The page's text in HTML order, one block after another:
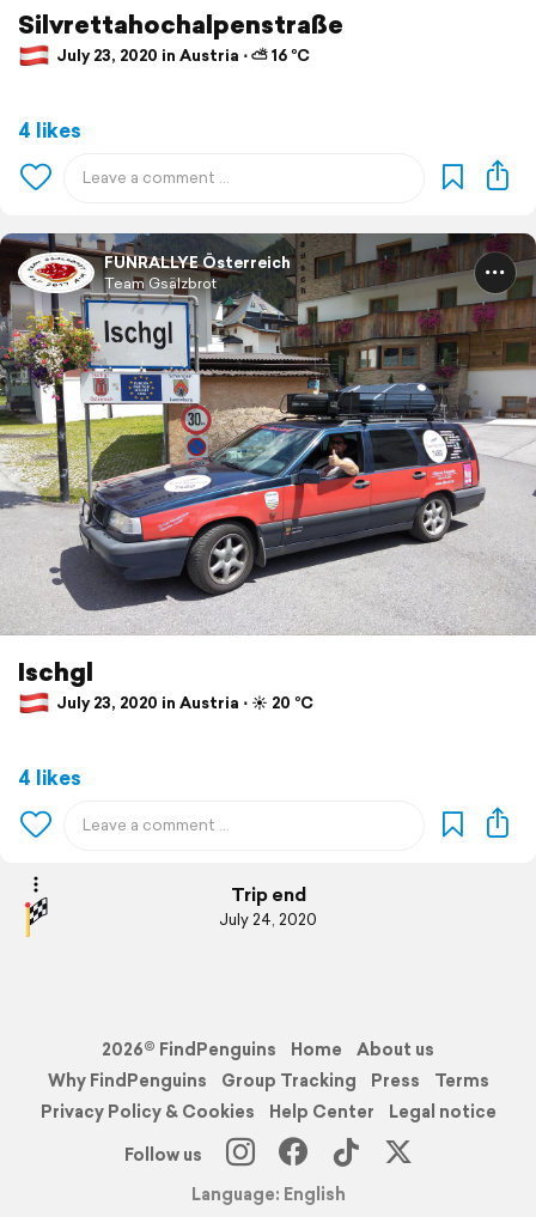
Silvrettahochalpenstraße
July 23, 2020 in Austria ⋅ ⛅ 16 °C
4 likes
FUNRALLYE Österreich
Team Gsälzbrot
Ischgl
July 23, 2020 in Austria ⋅ ☀️ 20 °C
4 likes
Trip end
July 24, 2020
2026© FindPenguins Home
About us
Why FindPenguins
Group Tracking Press
Terms
Privacy Policy & Cookies
Help Center
Legal notice
Follow us
Language: English